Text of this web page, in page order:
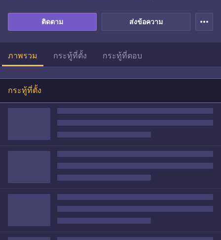
ส่งข้อความ
ติดตาม more_horiz
ภาพรวม กระทู้ที่ตั้ง กระทู้ที่ตอบ
กระทู้ที่ตั้ง